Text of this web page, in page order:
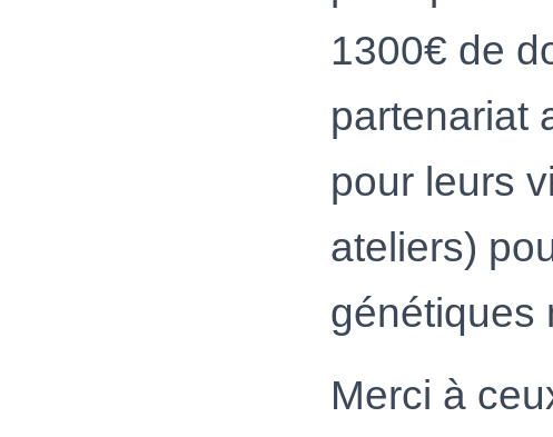
1300€ de
partenariat
pour leurs
ateliers)
génétiques
Merci à